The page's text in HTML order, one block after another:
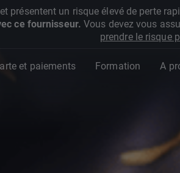
présentent un risque élevé de perte
ce fournisseur. Vous devez vous
prendre le risque
et paiements Formation A